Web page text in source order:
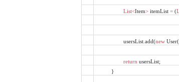
List<Item> itemList = (
usersList. add(new
return usersList;
}